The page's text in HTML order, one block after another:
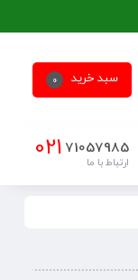
سبد خرید 0
71057985
021 ارتباط با ما